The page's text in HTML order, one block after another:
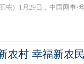
栋）1月29日，中国网事
农村 幸福新农民